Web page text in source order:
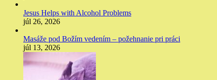
Jesus Helps with Alcohol Problems
júl 26, 2026
Masáže pod Božím vedením – požehnanie pri práci
júl 13, 2026